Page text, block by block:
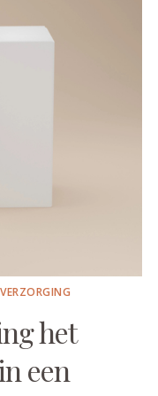
het
een